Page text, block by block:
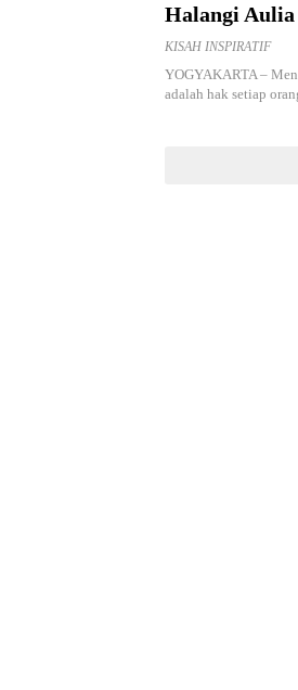
Halangi
KISAH INSPIRATIF
YOGYAKARTA –
adalah hak setiap